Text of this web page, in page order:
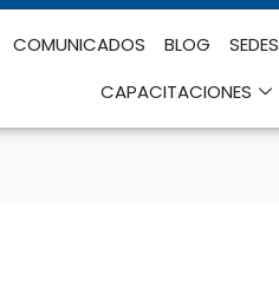
COMUNICADOS BLOG
SEDES
CAPACITACIONES